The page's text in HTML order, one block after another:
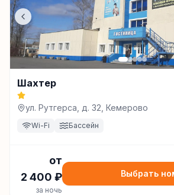
Шахтер
ул. Рутгерса, д. 32, Кемерово
Wi-Fi Бассейн
от
2 400 ₽
за ночь
Выбрать